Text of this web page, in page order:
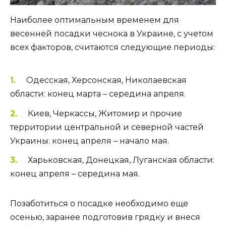
Наиболее оптимальным временем для
весенней посадки чеснока в Украине, с учетом
всех факторов, считаются следующие периоды:
Одесская, Херсонская, Николаевская
области: конец марта – середина апреля.
Киев, Черкассы, Житомир и прочие
территории центральной и северной частей
Украины: конец апреля – начало мая.
Харьковская, Донецкая, Луганская области:
конец апреля – середина мая.
Позаботиться о посадке необходимо еще
осенью, заранее подготовив грядку и внеся